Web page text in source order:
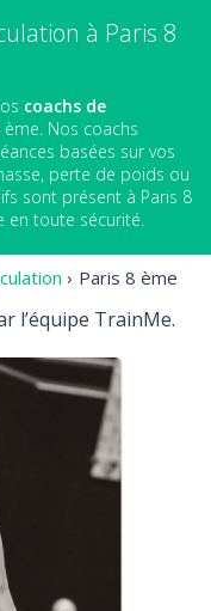
à Paris 8
coachs de
ème. Nos coachs
basées sur vos
perte de poids ou
sont présent à Paris 8
toute sécurité.
› Paris 8 ème
l’équipe TrainMe.